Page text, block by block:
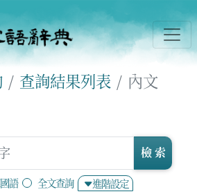
查詢結果列表 內文
語 全文查詢 進階設定
檢 索